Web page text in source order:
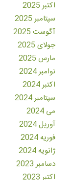
اکتبر 2025
سپتامبر 2025
آگوست 2025
جولای 2025
مارس 2025
نوامبر 2024
اکتبر 2024
سپتامبر 2024
می 2024
آوریل 2024
فوریه 2024
ژانویه 2024
دسامبر 2023
اکتبر 2023